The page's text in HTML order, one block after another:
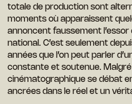
totale de production sont
moments où apparaissent
annoncent faussement
national. C’est seulement
années que l’on peut parler
constante et soutenue. Malgré
cinématographique se débat
ancrées dans le réel et un